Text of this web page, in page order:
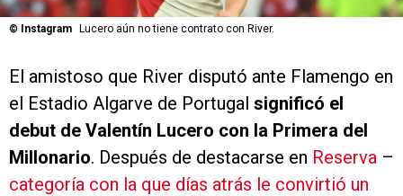
© Instagram Lucero aún no tiene contrato con River.
El amistoso que River disputó ante Flamengo en
el Estadio Algarve de Portugal significó el
debut de Valentín Lucero con la Primera del
Millonario. Después de destacarse en Reserva –
categoría con la que días atrás le convirtió un